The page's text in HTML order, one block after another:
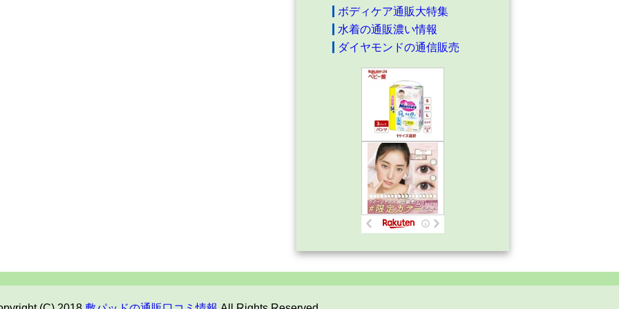
ボディケア通販大特集
水着の通販濃い情報
ダイヤモンドの通信販売